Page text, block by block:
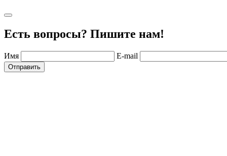
Есть вопросы? Пишите нам!
Имя E-mail